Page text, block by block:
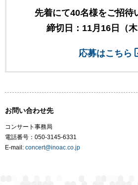
先着にて40名様をご招待
締切日：11月16日（
応募はこちら
お問い合わせ先
コンサート事務局
電話番号：050-3145-6331
E-mail: concert@inoac.co.jp